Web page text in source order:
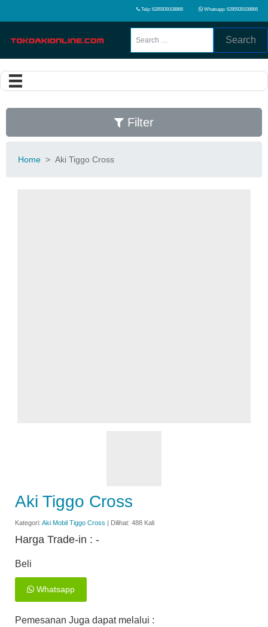
Telp: 6285939108866 Whatsapp: 6285939108866
Search
Filter
Home > Aki Tiggo Cross
Aki Tiggo Cross
Kategori: Aki Mobil Tiggo Cross | Dilihat: 488 Kali
Harga Trade-in : -
Beli
Whatsapp
Pemesanan Juga dapat melalui :